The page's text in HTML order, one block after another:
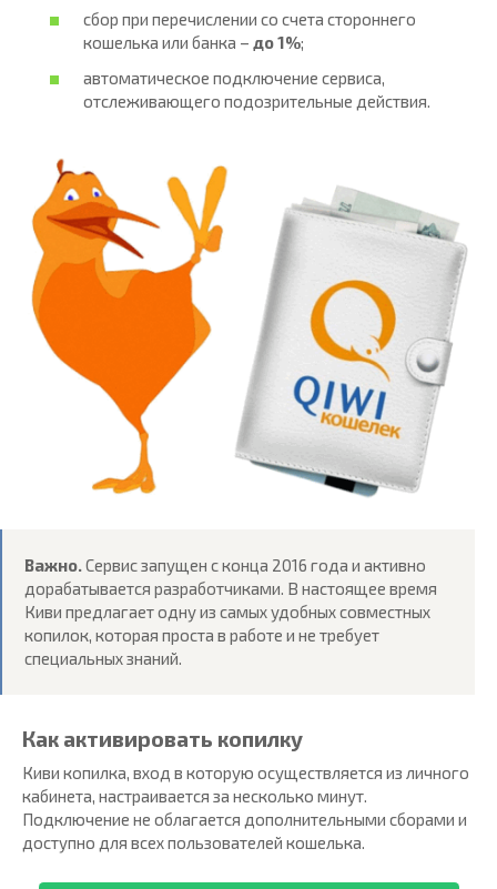
сбор при перечислении со счета стороннего
кошелька или банка – до 1%;
автоматическое подключение сервиса,
отслеживающего подозрительные действия.
Важно.Сервис запущен с конца 2016 года и активно
дорабатывается разработчиками. В настоящее время
Киви предлагает одну из самых удобных совместных
копилок, которая проста в работе и не требует
специальных знаний.
Как активировать копилку
Киви копилка, вход в которую осуществляется из личного
кабинета, настраивается за несколько минут.
Подключение не облагается дополнительными сборами и
доступно для всех пользователей кошелька.